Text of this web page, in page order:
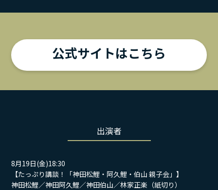
公式サイトはこちら
出演者
8月19日(金)18:30
【たっぷり講談！「神田松鯉・阿久鯉・伯山 親子会」】
神田松鯉／神田阿久鯉／神田伯山／林家正楽（紙切り）